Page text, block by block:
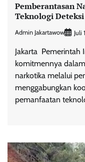
Pemberantasan
Teknologi
Admin Jakartawow Juli
Jakarta 
komitmennya
narkotika melalui
menggabungkan
pemanfaatan